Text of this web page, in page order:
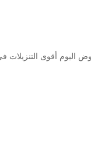
اليوم أقوى التنزيلات